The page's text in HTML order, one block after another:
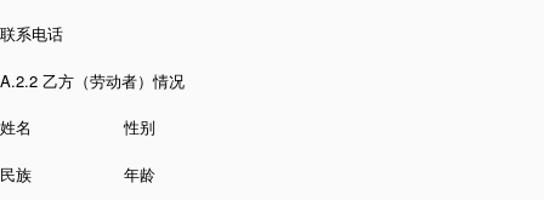
联系电话
A.2.2 乙方（劳动者）情况
姓名 性别
民族 年龄